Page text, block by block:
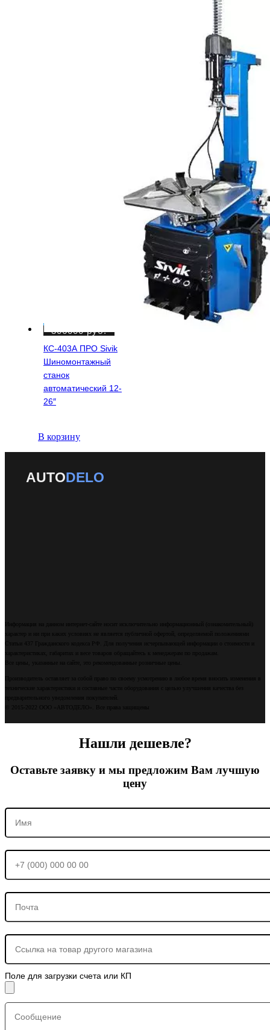
КС-403А ПРО Sivik
Шиномонтажный
станок
автоматический 12-
26″
306000руб.
В корзину
AUTODELO
Информация на данном интернет-сайте носит исключительно информационный (ознакомительный)
характер и ни при каких условиях не является публичной офертой, определяемой положениями
Статьи 437 Гражданского кодекса РФ. Для получения исчерпывающей информации о стоимости и
характеристиках, габаритах и весе товаров обращайтесь к менеджерам по продажам.
Все цены, указанные на сайте, это рекомендованные розничные цены.
Производитель оставляет за собой право по своему усмотрению в любое время вносить изменения в
технические характеристики и составные части оборудования с целью улучшения качества без
предварительного уведомления покупателей.
© 2015-2022 ООО «АВТОДЕЛО». Все права защищены
Нашли дешевле?
Оставьте заявку и мы предложим Вам лучшую
цену
Поле для загрузки счета или КП